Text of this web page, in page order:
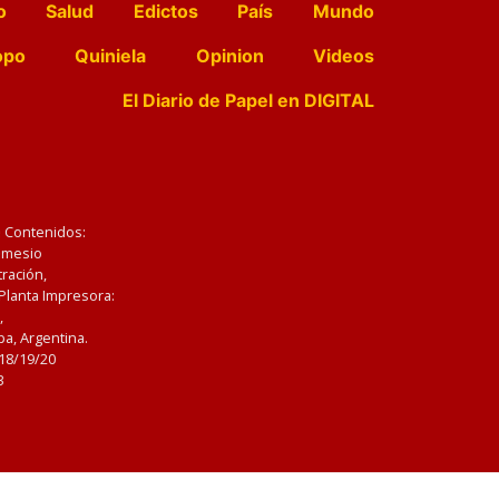
Salud Edictos País
Mundo
Quiniela Opinion
Videos
El Diario de Papel en DIGITAL
Impresora:
Argentina.
19/20